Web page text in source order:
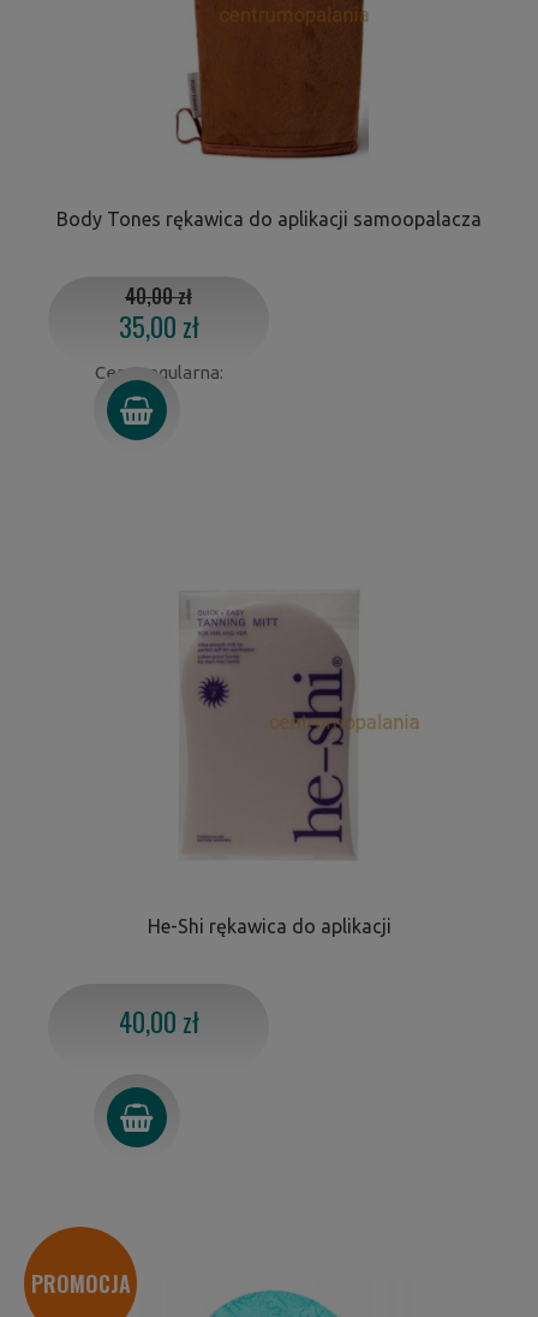
Body Tones rękawica do aplikacji samoopalacza
35,00 zł
Cena regularna:
40,00 zł
He-Shi rękawica do aplikacji
40,00 zł
PROMOCJA